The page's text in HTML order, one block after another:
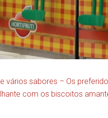
vários sabores – Os
com os biscoitos